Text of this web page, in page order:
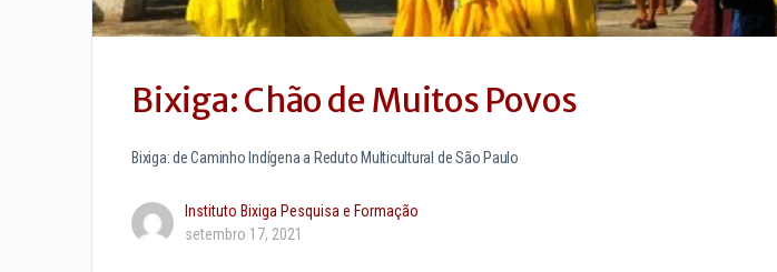
Bixiga: Chão de Muitos Povos
Bixiga: de Caminho Indígena a Reduto Multicultural de São Paulo
Instituto Bixiga Pesquisa e Formação
setembro 17, 2021